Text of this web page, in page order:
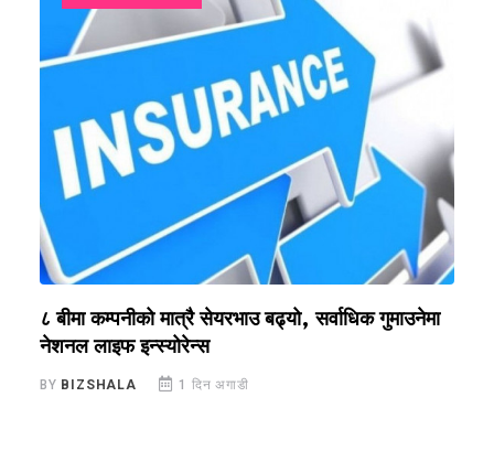
८ बीमा कम्पनीको मात्रै सेयरभाउ बढ्यो, सर्वाधिक गुमाउनेमा
नेशनल लाइफ इन्स्योरेन्स
BY BIZSHALA 1 दिन अगाडी